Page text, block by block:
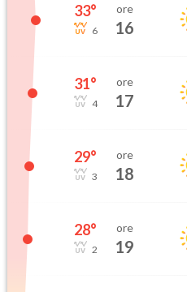
33°
6
ore
16
31°
4
ore
17
29°
3
ore
18
28°
2
ore
19